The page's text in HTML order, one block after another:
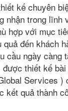
kế chuyên
nhận trong lĩnh
hợp với mục
đến khách
cầu ngày càng
thiết kế
Services )
kết quả thành